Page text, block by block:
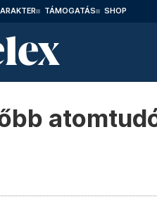
TÁMOGATÁS SHOP